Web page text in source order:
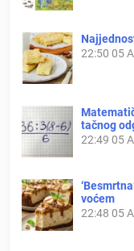
22:50 05
tačnog
22:49 05
voćem
22:48 05